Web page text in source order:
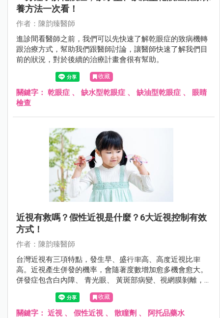
養方法一次看！
作者：陳韵臻醫師
進診間看醫師之前，我們可以先快速了解乾眼症的致病機轉
跟治療方式，幫助我們跟醫師討論，讓醫師快速了解我們目
前的狀況，對於後續的治療計畫會很有幫助。
收藏
關鍵字： 乾眼症 、 缺水型乾眼症 、 缺油型乾眼症 、
眼睛
檢查
近視有救嗎？假性近視是什麼？6大近視控制有效
方式！
作者：陳韵臻醫師
台灣近視有三項特點，發生早、盛行率高、高度近視比率
高。近視產生併發的機率，會隨著度數增加愈多機會愈大。
併發症包含白內障、 青光眼、 黃斑部病變、視網膜剝離，
甚至導致失明。
收藏
關鍵字： 近視 、 假性近視 、 散瞳劑 、 阿托品藥水